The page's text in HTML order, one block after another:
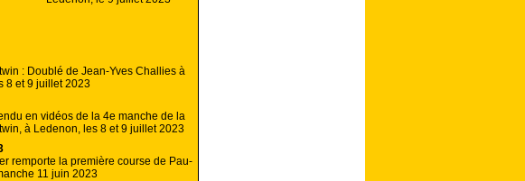
: Doublé de Jean-Yves Challies à
8 et 9 juillet 2023
en vidéos de la 4e manche de la
à Ledenon, les 8 et 9 juillet 2023
remporte la première course de Pau-
11 juin 2023